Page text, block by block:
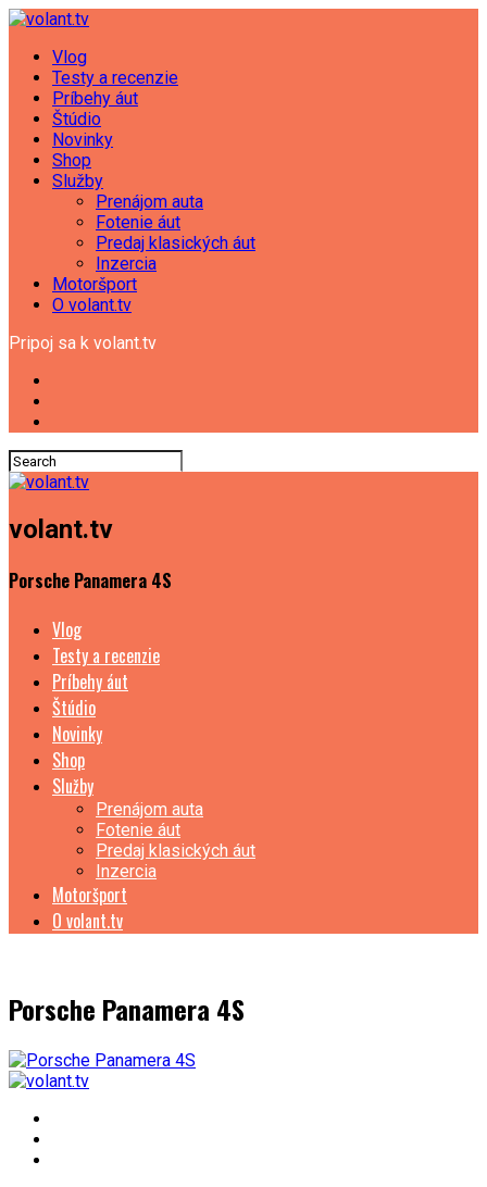
Vlog
Testy a recenzie
Príbehy áut
Štúdio
Novinky
Shop
Služby
Prenájom auta
Fotenie áut
Predaj klasických áut
Inzercia
Motoršport
O volant.tv
Pripoj sa k volant.tv
volant.tv
Porsche Panamera 4S
Vlog
Testy a recenzie
Príbehy áut
Štúdio
Novinky
Shop
Služby
Prenájom auta
Fotenie áut
Predaj klasických áut
Inzercia
Motoršport
O volant.tv
Porsche Panamera 4S